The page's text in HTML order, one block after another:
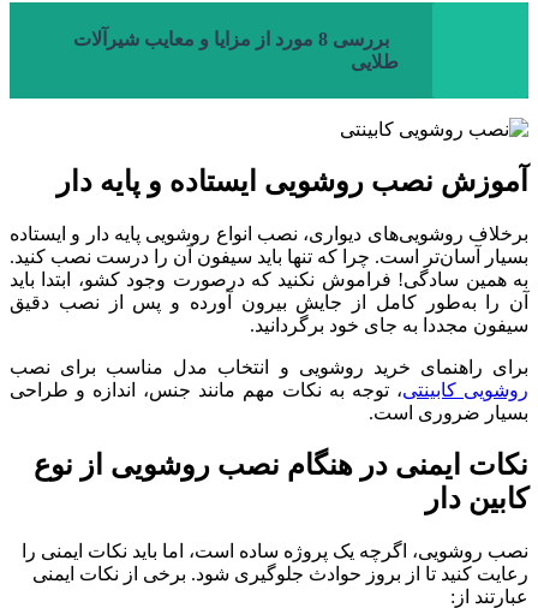
بررسی 8 مورد از مزایا و معایب شیرآلات
طلایی
آموزش نصب روشویی ایستاده و پایه دار
برخلاف روشویی‌های دیواری، نصب انواع روشویی پایه دار و ایستاده
بسیار آسان‌تر است. چرا که تنها باید سیفون آن را درست نصب کنید.
به همین سادگی! فراموش نکنید که درصورت وجود کشو، ابتدا باید
آن را به‌طور کامل از جایش بیرون آورده و پس از نصب دقیق
سیفون مجددا به جای خود برگردانید.
برای راهنمای خرید روشویی و انتخاب مدل مناسب برای نصب
روشویی کابینتی، توجه به نکات مهم مانند جنس، اندازه و طراحی
بسیار ضروری است.
نکات ایمنی در هنگام نصب روشویی از نوع
کابین دار
نصب روشویی، اگرچه یک پروژه ساده است، اما باید نکات ایمنی را
رعایت کنید تا از بروز حوادث جلوگیری شود. برخی از نکات ایمنی
عبارتند از: